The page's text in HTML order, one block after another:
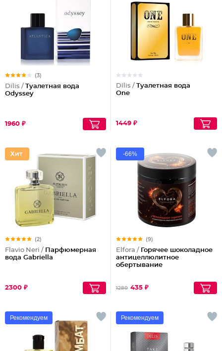
(3)
Dilis / Туалетная вода
Odyssey
1960 ₽
Dilis / Туалетная вода
One
1449 ₽
(2)
Flavio Neri / Парфюмерная
вода Gabriella
2300 ₽
-66%
(9)
Elfora / Горячее шоколадное
антицеллюлитное
обертывание
1280 435 ₽
Рекомендуем Рекомендуем